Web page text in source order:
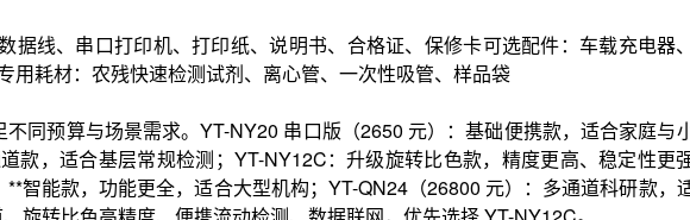
据线、串口打印机、打印纸、说明书、合格证、保修卡可选配件：车载充电器
用耗材：农残快速检测试剂、离心管、一次性吸管、样品袋
同预算与场景需求。YT-NY20 串口版（2650 元）：基础便携款，适合家庭与
款，适合基层常规检测；YT-NY12C：升级旋转比色款，精度更高、稳定性更强
智能款，功能更全，适合大型机构；YT-QN24（26800 元）：多通道科研款，